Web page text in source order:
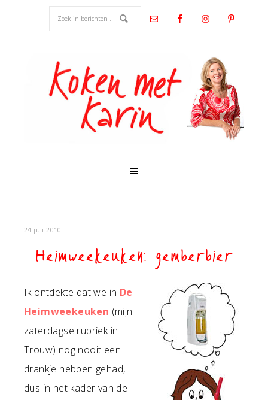
24 juli 2010
Heimweekeuken: gemberbier
Ik ontdekte dat we in De
Heimweekeuken (mijn
zaterdagse rubriek in
Trouw) nog nooit een
drankje hebben gehad,
dus in het kader van de